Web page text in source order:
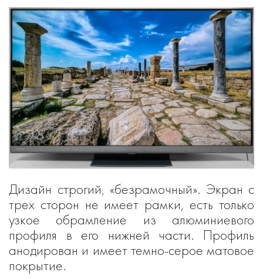
Дизайн строгий, «безрамочный». Экран с
трех сторон не имеет рамки, есть только
узкое обрамление из алюминиевого
профиля в его нижней части. Профиль
анодирован и имеет темно-серое матовое
покрытие.